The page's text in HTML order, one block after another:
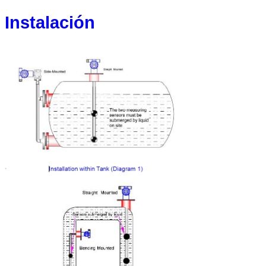
Deja un mensaje
¡Te llamaremos pronto!
Instalación